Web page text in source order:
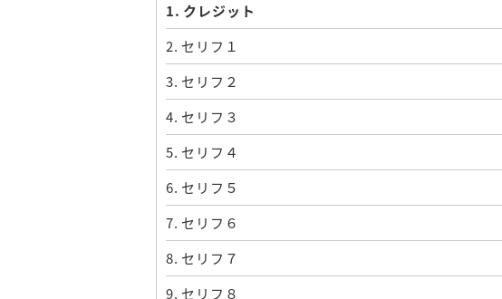
レ
ー
ヤ
1. クレジット
2. セリフ１
3. セリフ２
4. セリフ３
5. セリフ４
6. セリフ５
7. セリフ６
8. セリフ７
9. セリフ８